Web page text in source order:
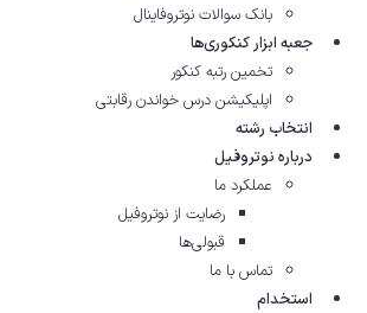
بانک سوالات نوتروفاینال
جعبه ابزار کنکوری‌ها
تخمین رتبه کنکور
اپلیکیشن درس خواندن رقابتی
انتخاب رشته
درباره نوتروفیل
عملکرد ما
رضایت از نوتروفیل
قبولی‌ها
تماس با ما
استخدام